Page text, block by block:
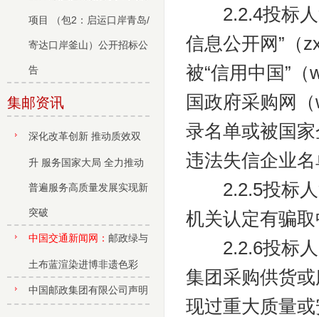
项目 （包2：启运口岸青岛/
寄达口岸釜山）公开招标公
告
集邮资讯
深化改革创新 推动质效双
升 服务国家大局 全力推动
普遍服务高质量发展实现新
突破
中国交通新闻网： 邮政绿与
土布蓝渲染进博非遗色彩
中国邮政集团有限公司声明
2.2.4投标人
信息公开网”（
被“信用中国”
国政府采购网
录名单或被国
违法失信企业
2.2.5投标人
机关认定有骗
2.2.6投标人
集团采购供货
现过重大质量